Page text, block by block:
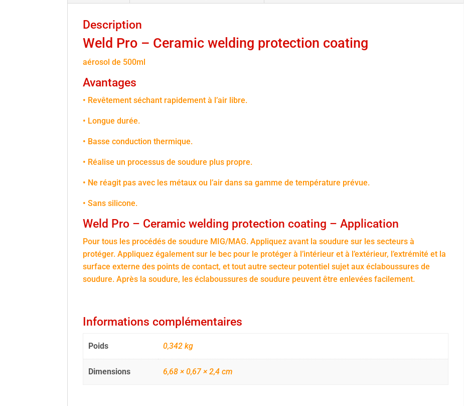
Description
Weld Pro – Ceramic welding protection coating
aérosol de 500ml
Avantages
• Revêtement séchant rapidement à l’air libre.
• Longue durée.
• Basse conduction thermique.
• Réalise un processus de soudure plus propre.
• Ne réagit pas avec les métaux ou l’air dans sa gamme de température prévue.
• Sans silicone.
Weld Pro – Ceramic welding protection coating – Application
Pour tous les procédés de soudure MIG/MAG. Appliquez avant la soudure sur les secteurs à
protéger. Appliquez également sur le bec pour le protéger à l’intérieur et à l’extérieur, l’extrémité et la
surface externe des points de contact, et tout autre secteur potentiel sujet aux éclaboussures de
soudure. Après la soudure, les éclaboussures de soudure peuvent être enlevées facilement.
Informations complémentaires
Poids 0,342 kg
Dimensions 6,68 × 0,67 × 2,4 cm